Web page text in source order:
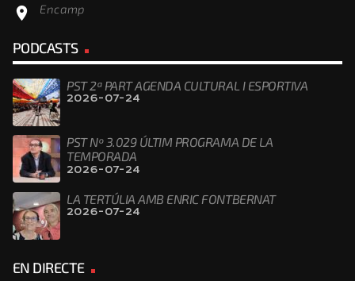
location_on Encamp
PODCASTS
PST 2ª PART AGENDA CULTURAL I ESPORTIVA
2026-07-24
PST Nº 3.029 ÚLTIM PROGRAMA DE LA
TEMPORADA
2026-07-24
LA TERTÚLIA AMB ENRIC FONTBERNAT
2026-07-24
EN DIRECTE